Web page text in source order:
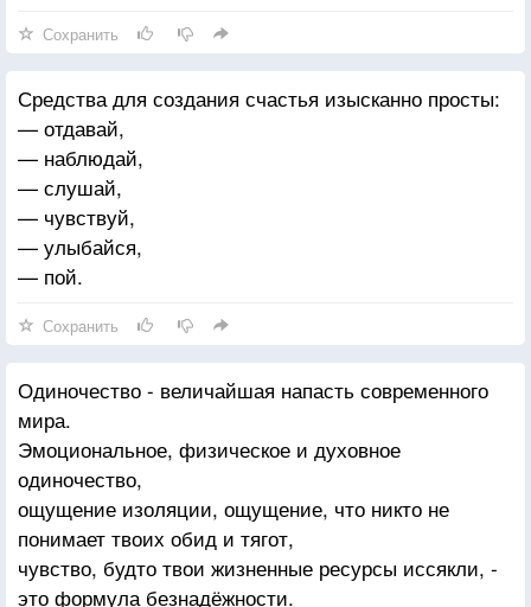
знает, а тот, кто побудит к познанию остальных.
И настоящий Бог — не Тот, у Кого больше всех
служителей, а тот, кто больше всех служит, тем
самым делая Богами всех остальных.
Сохранить
Средства для создания счастья изысканно просты:
— отдавай,
— наблюдай,
— слушай,
— чувствуй,
— улыбайся,
— пой.
Сохранить
Одиночество - величайшая напасть современного
мира.
Эмоциональное, физическое и духовное
одиночество,
ощущение изоляции, ощущение, что никто не
понимает твоих обид и тягот,
чувство, будто твои жизненные ресурсы иссякли, -
это формула безнадёжности.